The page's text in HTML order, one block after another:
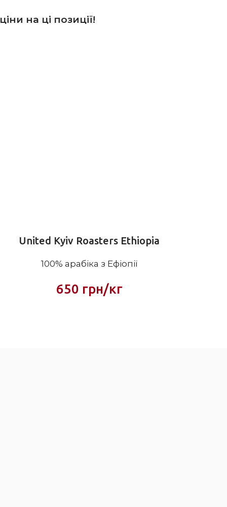
на ці позиції!
United Kyiv Roasters Ethiopia
100% арабіка з Ефіопії
650 грн/кг